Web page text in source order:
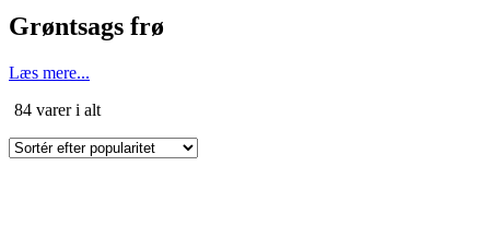
Grøntsags frø
Læs mere...
84 varer i altSorteret
popularitet